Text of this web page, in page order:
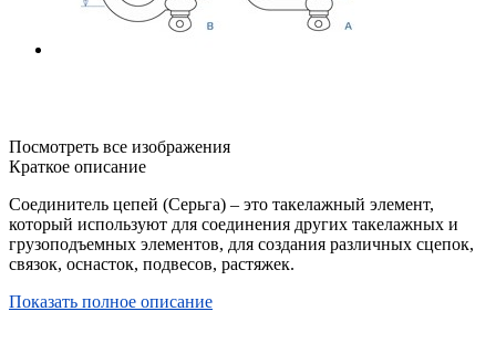
Посмотреть все изображения
Краткое описание
Соединитель цепей (Серьга) – это такелажный элемент,
который используют для соединения других такелажных и
грузоподъемных элементов, для создания различных сцепок,
связок, оснасток, подвесов, растяжек.
Показать полное описание